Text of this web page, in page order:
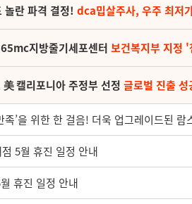
놀란 파격 결정! dca밉살주사, 우주 최저
지방줄기세포센터 보건복지부 지정
캘리포니아 주정부 선정 글로벌 진출
족’을 위한 한 걸음! 더욱 업그레이드된
5월 휴진 일정 안내
휴진 일정 안내